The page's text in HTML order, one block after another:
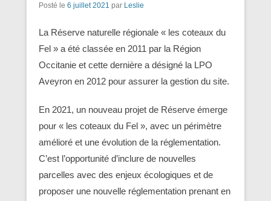
Posté le 6 juillet 2021 par Leslie
La Réserve naturelle régionale « les coteaux du
Fel » a été classée en 2011 par la Région
Occitanie et cette dernière a désigné la LPO
Aveyron en 2012 pour assurer la gestion du site.
En 2021, un nouveau projet de Réserve émerge
pour « les coteaux du Fel », avec un périmètre
amélioré et une évolution de la réglementation.
C’est l’opportunité d’inclure de nouvelles
parcelles avec des enjeux écologiques et de
proposer une nouvelle réglementation prenant en